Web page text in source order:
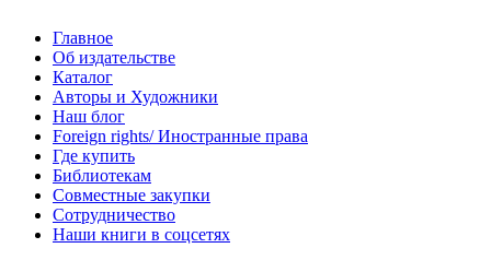
Главное
Об издательстве
Каталог
Авторы и Художники
Наш блог
Foreign rights/ Иностранные права
Где купить
Библиотекам
Совместные закупки
Сотрудничество
Наши книги в соцсетях